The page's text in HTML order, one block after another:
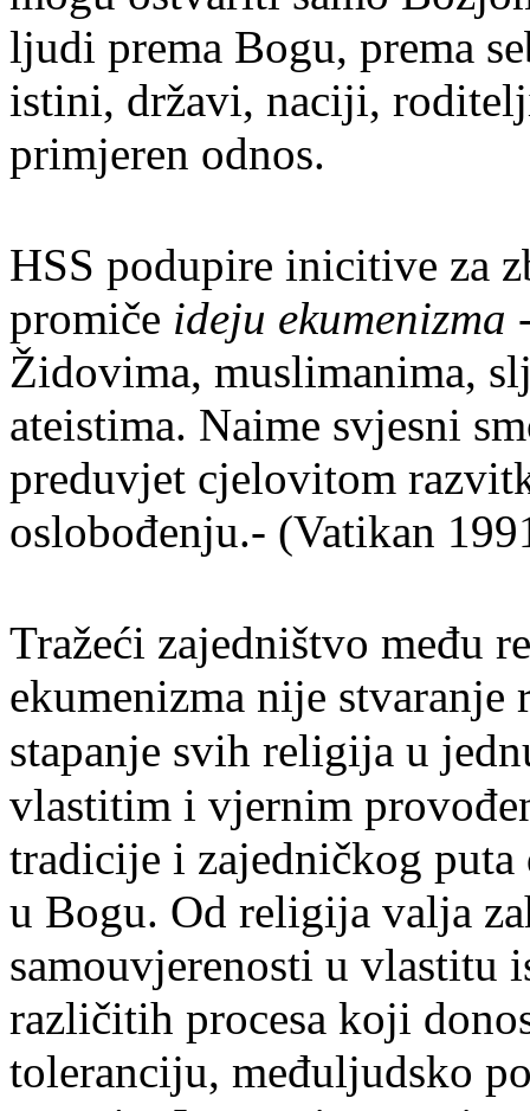
ljudi prema Bogu, prema
istini, državi, naciji,
primjeren odnos.
HSS podupire inicitive za
promiče ideju ekumenizma
Židovima, muslimanima,
ateistima. Naime svjesni
preduvjet cjelovitom
oslobođenju.- (Vatikan
Tražeći zajedništvo među
ekumenizma nije
stapanje svih religija u
vlastitim i vjernim
tradicije i zajedničkog
u Bogu. Od religija valja
samouvjerenosti u vlastitu
različitih procesa koji
toleranciju, međuljudsko